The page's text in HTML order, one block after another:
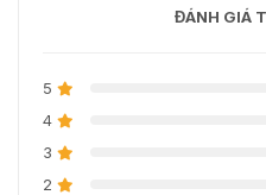
Model Q701 được trang bị
ĐÁNH GIÁ
5
4
3
2